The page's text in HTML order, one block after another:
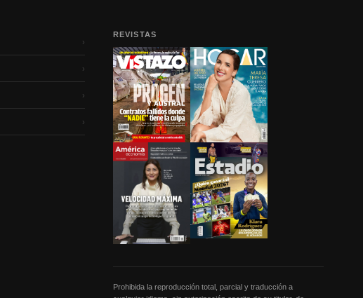
›
›
›
›
REVISTAS
Prohibida la reproducción total, parcial y traducción a